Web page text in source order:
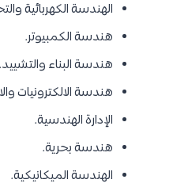
الهندسة الكهربائية
هندسة الكمبيوتر.
هندسة البناء
هندسة الالكترونيات
الإدارة الهندسية.
هندسة بحرية.
الهندسة الميكانيكية.